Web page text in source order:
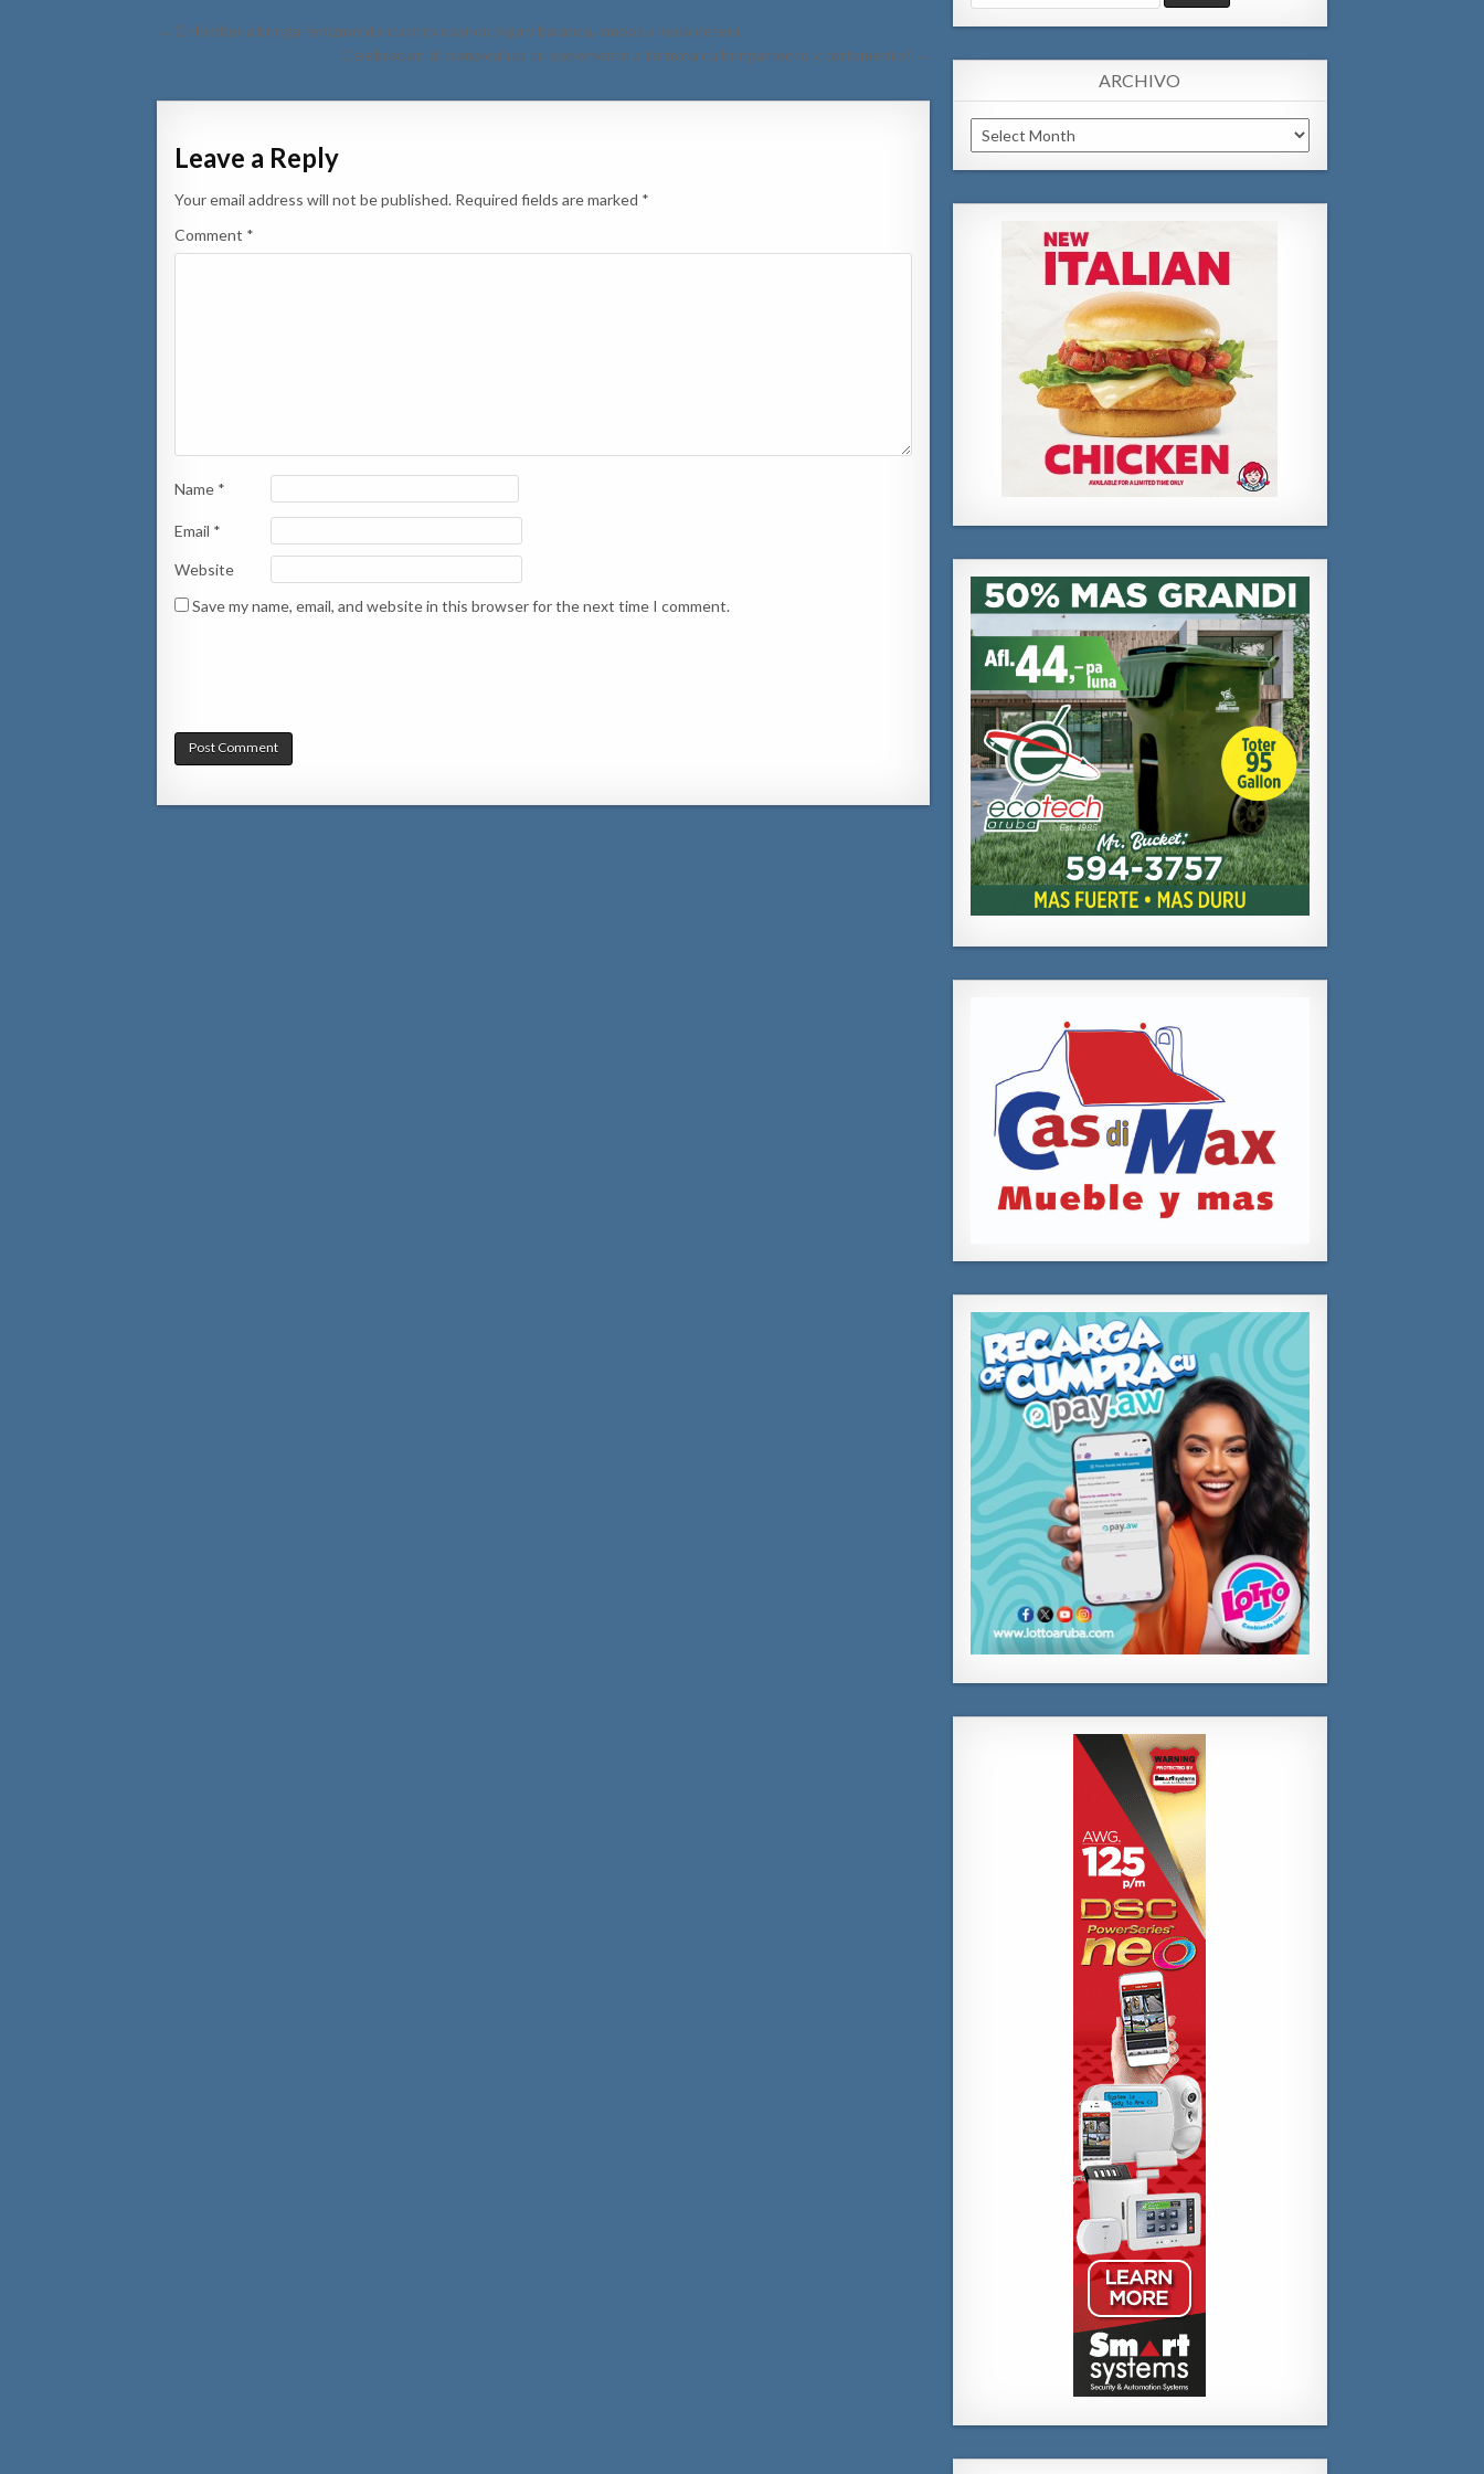
Post
← 2 Homber a bringa ferozmente cu otro usando biga y baranca, ambos a keda deteni
Celebracion di cumpleaños cu bebemento a termina cu bringamento y cortamento! →
Leave a Reply
Your email address will not be published. Required fields are marked *
Comment *
Name *
Email *
Website
Save my name, email, and website in this browser for the next time I comment.
for:
ARCHIVO
Archivo